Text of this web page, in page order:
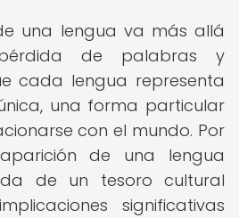
una lengua va más allá
de palabras y
cada lengua representa
una forma particular
con el mundo. Por
de una lengua
de un tesoro cultural
significativas